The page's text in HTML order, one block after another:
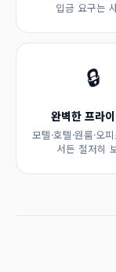
입금 요구는
🔒
완벽한 프라
모텔·호텔·원룸·오
서든 철저히